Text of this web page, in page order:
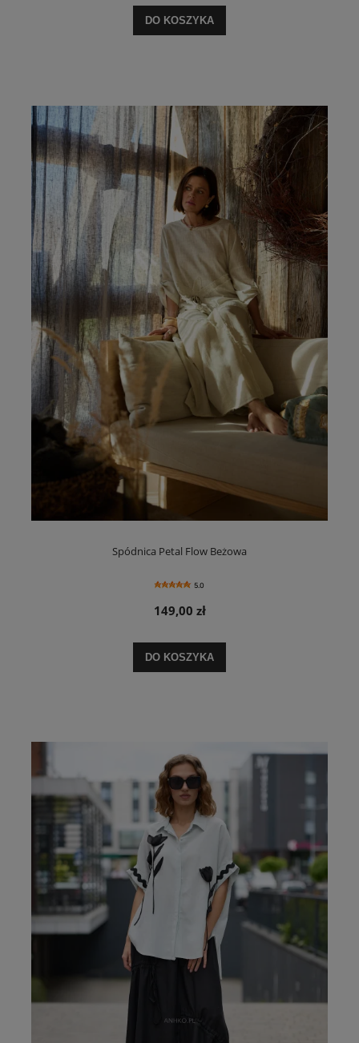
DO KOSZYKA
Spódnica Petal Flow Beżowa
5.0
149,00 zł
DO KOSZYKA